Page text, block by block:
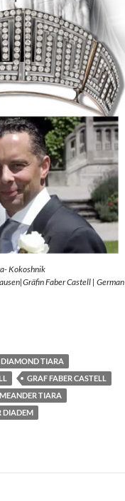
Kokoshnik
Faber Castell | German
DIAMOND TIARA
GRAF FABER CASTELL
TIARA
DIADEM